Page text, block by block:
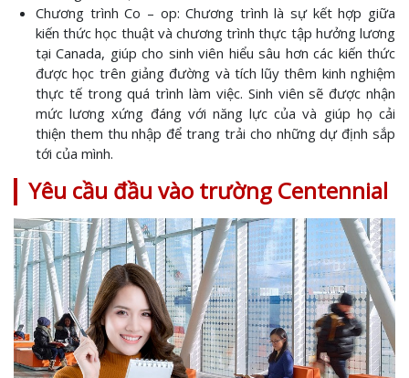
Chương trình Co – op: Chương trình là sự kết hợp giữa
kiến thức học thuật và chương trình thực tập hưởng lương
tại Canada, giúp cho sinh viên hiểu sâu hơn các kiến thức
được học trên giảng đường và tích lũy thêm kinh nghiệm
thực tế trong quá trình làm việc. Sinh viên sẽ được nhận
mức lương xứng đáng với năng lực của và giúp họ cải
thiện them thu nhập để trang trải cho những dự định sắp
tới của mình.
Yêu cầu đầu vào trường Centennial